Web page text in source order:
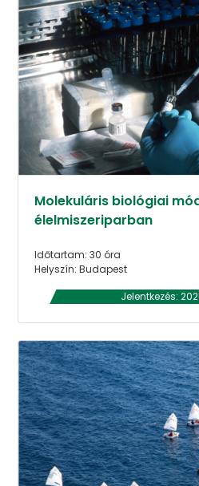
Molekuláris biológiai
élelmiszeriparban
Időtartam: 30 óra
Helyszín: Budapest
Jelentkezés: